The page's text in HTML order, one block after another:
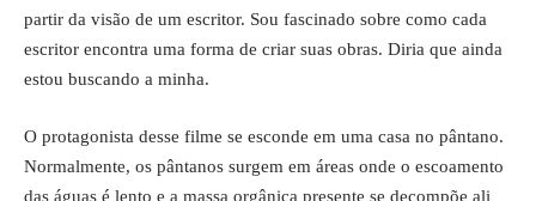
partir da visão de um escritor. Sou fascinado sobre como cada
escritor encontra uma forma de criar suas obras. Diria que ainda
estou buscando a minha.
O protagonista desse filme se esconde em uma casa no pântano.
Normalmente, os pântanos surgem em áreas onde o escoamento
das águas é lento e a massa orgânica presente se decompõe ali